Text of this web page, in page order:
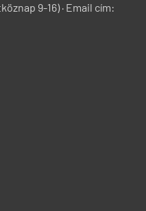
9-16) · Email cím: